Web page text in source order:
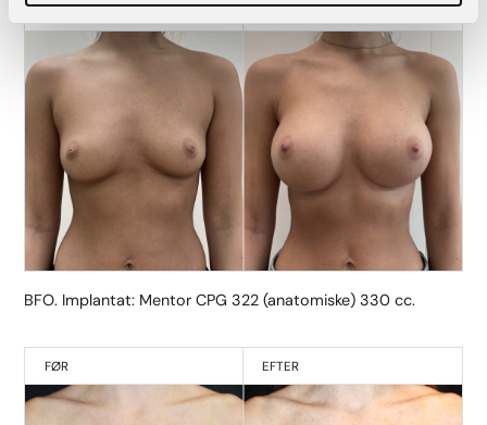
FØR EFTER
BFO. Implantat: Mentor CPG 322 (anatomiske) 330 cc.
FØR EFTER